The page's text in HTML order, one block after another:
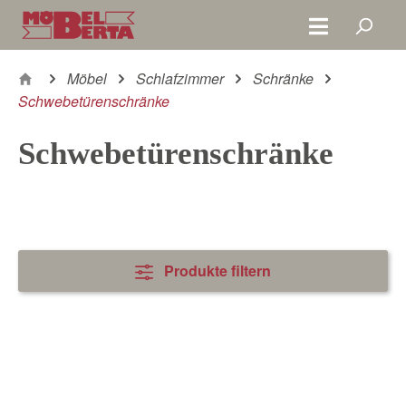
Zum Hauptinhalt springen
Möbel Schlafzimmer
Schränke
Schwebetürenschränke
Schwebetürenschränke
Produkte filtern